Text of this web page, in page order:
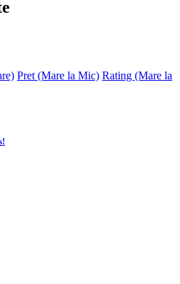
Pret (Mare la Mic) Rating (Mare la